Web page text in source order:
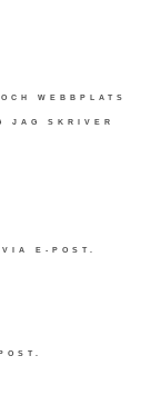
WEBBPLATS
JAG SKRIVER
VIA E-POST.